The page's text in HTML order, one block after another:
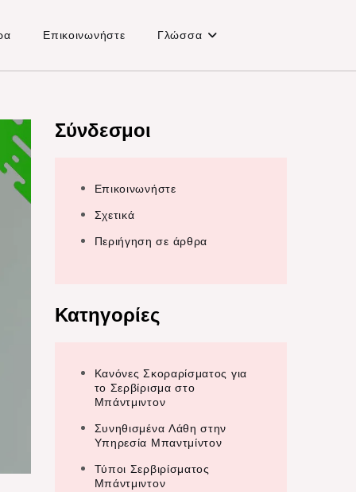
Επικοινωνήστε Γλώσσα
Σύνδεσμοι
Επικοινωνήστε
Σχετικά
Περιήγηση σε άρθρα
Κατηγορίες
Κανόνες Σκοραρίσματος για
το Σερβίρισμα στο
Μπάντμιντον
Συνηθισμένα Λάθη στην
Υπηρεσία Μπαντμίντον
Τύποι Σερβιρίσματος
Μπάντμιντον